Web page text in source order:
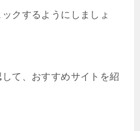
クするようにしましょ
て、おすすめサイトを紹